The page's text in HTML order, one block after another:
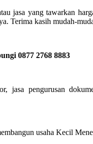
jasa yang tawarkan
Terima kasih mudah-
0877 2768 8883
jasa pengurusan
usaha Kecil